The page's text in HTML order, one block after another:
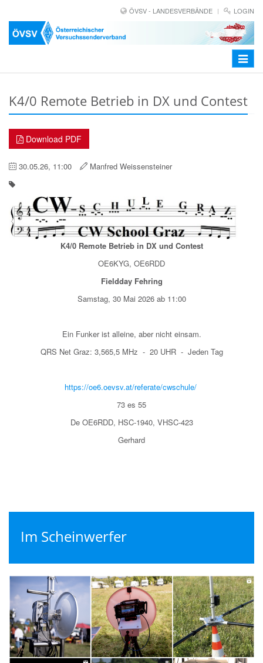
ÖVSV - LANDESVERBÄNDE LOGIN
Toggle
K4/0 Remote Betrieb in DX und Contest
Download PDF
30.05.26, 11:00 Manfred Weissensteiner
K4/0 Remote Betrieb in DX und Contest
OE6KYG, OE6RDD
Fieldday Fehring
Samstag, 30 Mai 2026 ab 11:00
Ein Funker ist alleine, aber nicht einsam.
QRS Net Graz: 3,565,5 MHz - 20 UHR - Jeden Tag
https://oe6.oevsv.at/referate/cwschule/
73 es 55
De OE6RDD, HSC-1940, VHSC-423
Gerhard
Im Scheinwerfer